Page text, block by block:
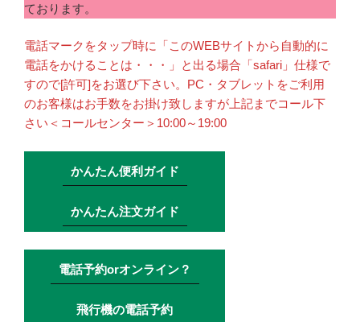
ております。
電話マークをタップ時に「このWEBサイトから自動的に
電話をかけることは・・・」と出る場合「safari」仕様で
すので[許可]をお選び下さい。PC・タブレットをご利用
のお客様はお手数をお掛け致しますが上記までコール下
さい＜コールセンター＞10:00～19:00
かんたん便利ガイド
かんたん注文ガイド
電話予約orオンライン？
飛行機の電話予約